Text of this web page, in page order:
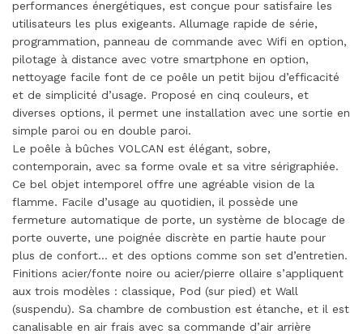
performances énergétiques, est conçue pour satisfaire les
utilisateurs les plus exigeants. Allumage rapide de série,
programmation, panneau de commande avec Wifi en option,
pilotage à distance avec votre smartphone en option,
nettoyage facile font de ce poêle un petit bijou d’efficacité
et de simplicité d’usage. Proposé en cinq couleurs, et
diverses options, il permet une installation avec une sortie en
simple paroi ou en double paroi.
Le poêle à bûches VOLCAN est élégant, sobre,
contemporain, avec sa forme ovale et sa vitre sérigraphiée.
Ce bel objet intemporel offre une agréable vision de la
flamme. Facile d’usage au quotidien, il possède une
fermeture automatique de porte, un système de blocage de
porte ouverte, une poignée discrète en partie haute pour
plus de confort… et des options comme son set d’entretien.
Finitions acier/fonte noire ou acier/pierre ollaire s’appliquent
aux trois modèles : classique, Pod (sur pied) et Wall
(suspendu). Sa chambre de combustion est étanche, et il est
canalisable en air frais avec sa commande d’air arrière